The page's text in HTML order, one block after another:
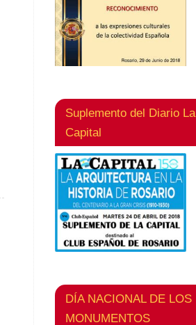
Suplemento del Diario La
Capital
DÍA NACIONAL DE LOS
MONUMENTOS